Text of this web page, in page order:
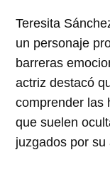
Teresita
un personaje
barreras
actriz destacó
comprender las
que suelen
juzgados por